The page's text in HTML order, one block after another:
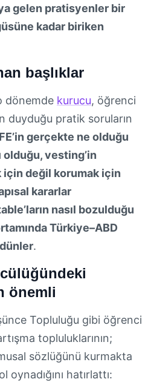
gelen pratisyenler bir
kadar biriken
başlıklar
dönemde kurucu, öğrenci
duyduğu pratik soruların
gerçekte ne olduğu
olduğu, vesting’in
için değil korumak için
kararlar
nasıl bozulduğu
Türkiye–ABD
.
önemli
Topluluğu gibi öğrenci
topluluklarının;
sözlüğünü kurmakta
hatırlattı: